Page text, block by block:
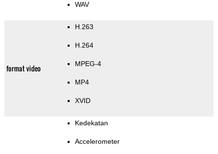
WAV
format video
H.263
H.264
MPEG-4
MP4
XVID
Kedekatan
Accelerometer